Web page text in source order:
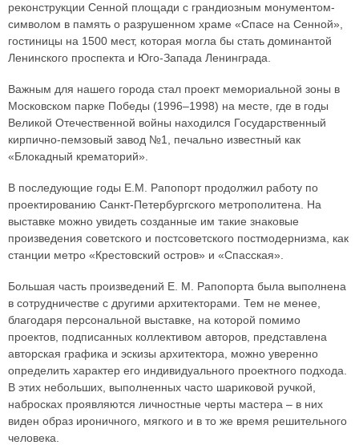
реконструкции Сенной площади с грандиозным монументом-
символом в память о разрушенном храме «Спасе на Сенной»,
гостиницы на 1500 мест, которая могла бы стать доминантой
Ленинского проспекта и Юго-Запада Ленинграда.
Важным для нашего города стал проект мемориальной зоны в
Московском парке Победы (1996–1998) на месте, где в годы
Великой Отечественной войны находился Государственный
кирпично-пемзовый завод №1, печально известный как
«Блокадный крематорий».
В последующие годы Е.М. Рапопорт продолжил работу по
проектированию Санкт-Петербургского метрополитена. На
выставке можно увидеть созданные им такие знаковые
произведения советского и постсоветского постмодернизма, как
станции метро «Крестовский остров» и «Спасская».
Большая часть произведений Е. М. Рапопорта была выполнена
в сотрудничестве с другими архитекторами. Тем не менее,
благодаря персональной выставке, на которой помимо
проектов, подписанных коллективом авторов, представлена
авторская графика и эскизы архитектора, можно уверенно
определить характер его индивидуального проектного подхода.
В этих небольших, выполненных часто шариковой ручкой,
набросках проявляются личностные черты мастера – в них
виден образ ироничного, мягкого и в то же время решительного
человека.